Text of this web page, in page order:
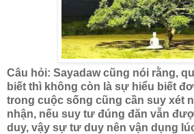
Câu hỏi: Sayadaw cũng nói rằng,
biết thì không còn là sự hiểu biết
trong cuộc sống cũng cần suy xét
nhận, nếu suy tư đúng đăn vẫn
duy, vậy sự tư duy nên vận dụng